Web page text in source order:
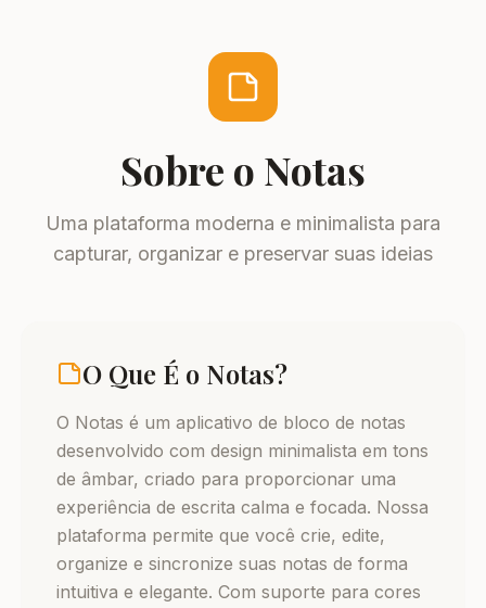
Sobre o Notas
Uma plataforma moderna e minimalista para
capturar, organizar e preservar suas ideias
O Que É o Notas?
O Notas é um aplicativo de bloco de notas
desenvolvido com design minimalista em tons
de âmbar, criado para proporcionar uma
experiência de escrita calma e focada. Nossa
plataforma permite que você crie, edite,
organize e sincronize suas notas de forma
intuitiva e elegante. Com suporte para cores